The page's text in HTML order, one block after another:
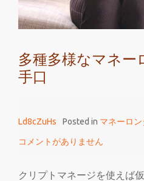
多種多様なマネー
手口
Ld8cZuHs Posted in マネーロ
コメントがありません
クリプトマネージを使えば